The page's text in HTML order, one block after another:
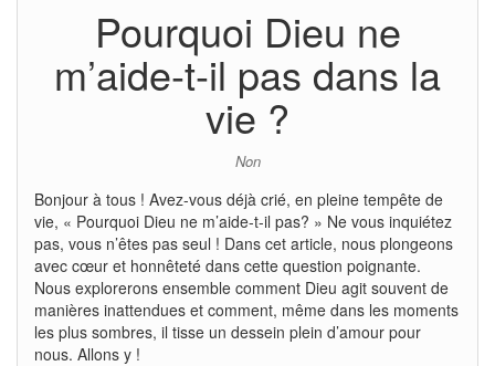
Pourquoi Dieu ne
m’aide-t-il pas dans la
vie ?
Non
Bonjour à tous ! Avez-vous déjà crié, en pleine tempête de
vie, « Pourquoi Dieu ne m’aide-t-il pas? » Ne vous inquiétez
pas, vous n’êtes pas seul ! Dans cet article, nous plongeons
avec cœur et honnêteté dans cette question poignante.
Nous explorerons ensemble comment Dieu agit souvent de
manières inattendues et comment, même dans les moments
les plus sombres, il tisse un dessein plein d’amour pour
nous. Allons y !